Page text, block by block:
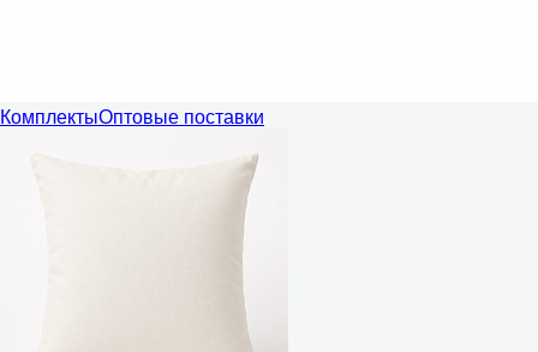
КомплектыОптовые поставки